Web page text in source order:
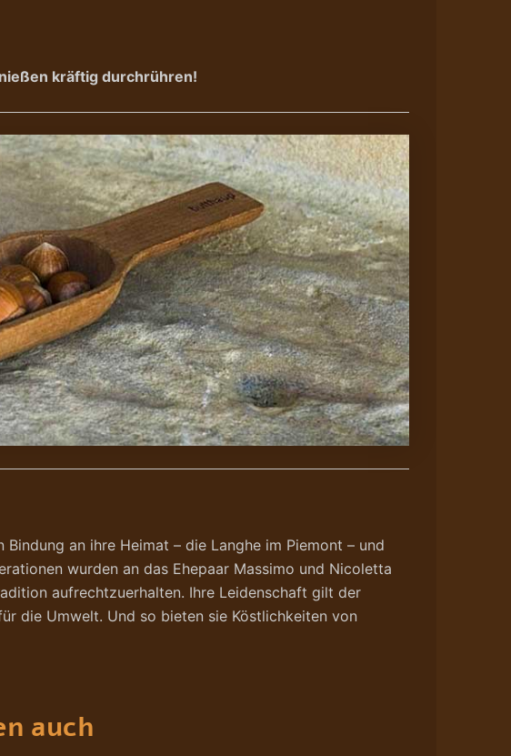
kräftig durchrühren!
an ihre Heimat – die Langhe im Piemont – und
wurden an das Ehepaar Massimo und Nicoletta
aufrechtzuerhalten. Ihre Leidenschaft gilt der
die Umwelt. Und so bieten sie Köstlichkeiten von
auch